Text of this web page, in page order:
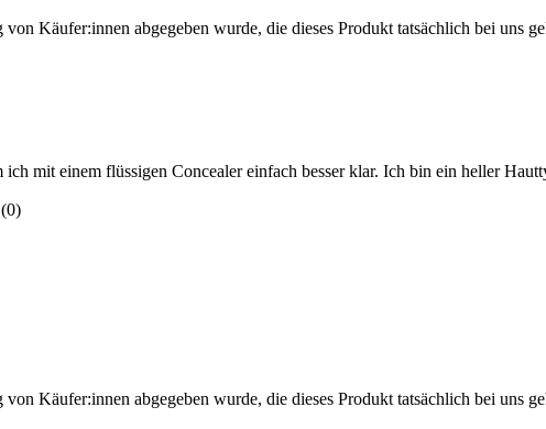
Käufer:innen abgegeben wurde, die dieses Produkt tatsächlich bei uns
mit einem flüssigen Concealer einfach besser klar. Ich bin ein heller
(0)
Käufer:innen abgegeben wurde, die dieses Produkt tatsächlich bei uns